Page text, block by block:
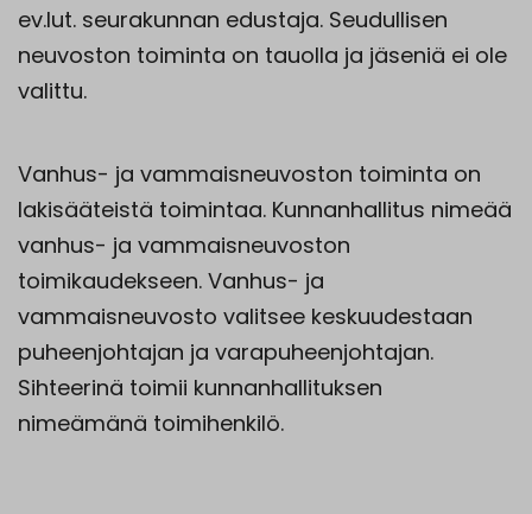
ev.lut. seurakunnan edustaja. Seudullisen
neuvoston toiminta on tauolla ja jäseniä ei ole
valittu.
Vanhus- ja vammaisneuvoston toiminta on
lakisääteistä toimintaa. Kunnanhallitus nimeää
vanhus- ja vammaisneuvoston
toimikaudekseen. Vanhus- ja
vammaisneuvosto valitsee keskuudestaan
puheenjohtajan ja varapuheenjohtajan.
Sihteerinä toimii kunnanhallituksen
nimeämänä toimihenkilö.